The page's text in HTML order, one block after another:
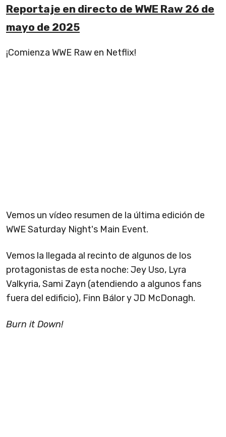
Reportaje en directo de WWE Raw 26 de
mayo de 2025
¡Comienza WWE Raw en Netflix!
Vemos un vídeo resumen de la última edición de
WWE Saturday Night's Main Event.
Vemos la llegada al recinto de algunos de los
protagonistas de esta noche: Jey Uso, Lyra
Valkyria, Sami Zayn (atendiendo a algunos fans
fuera del edificio), Finn Bálor y JD McDonagh.
Burn it Down!